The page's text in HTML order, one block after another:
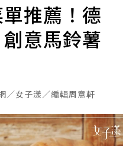
推薦！德
意馬鈴薯
／女子漾／編輯周意軒